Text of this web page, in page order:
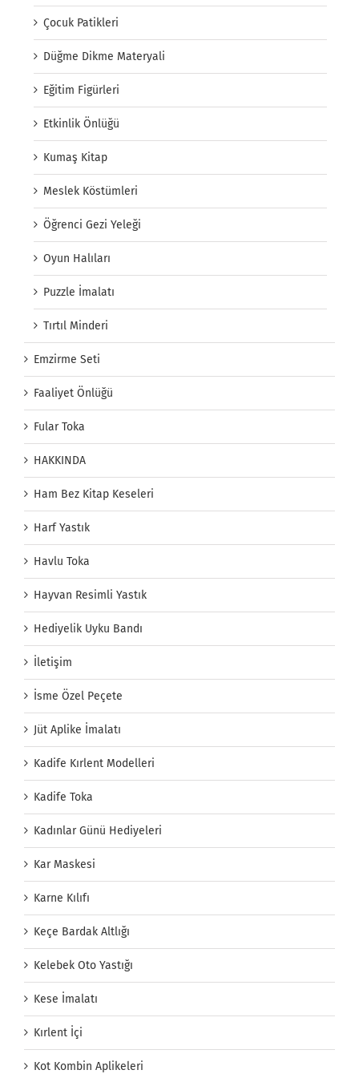
Çocuk Patikleri
Düğme Dikme Materyali
Eğitim Figürleri
Etkinlik Önlüğü
Kumaş Kitap
Meslek Köstümleri
Öğrenci Gezi Yeleği
Oyun Halıları
Puzzle İmalatı
Tırtıl Minderi
Emzirme Seti
Faaliyet Önlüğü
Fular Toka
HAKKINDA
Ham Bez Kitap Keseleri
Harf Yastık
Havlu Toka
Hayvan Resimli Yastık
Hediyelik Uyku Bandı
İletişim
İsme Özel Peçete
Jüt Aplike İmalatı
Kadife Kırlent Modelleri
Kadife Toka
Kadınlar Günü Hediyeleri
Kar Maskesi
Karne Kılıfı
Keçe Bardak Altlığı
Kelebek Oto Yastığı
Kese İmalatı
Kırlent İçi
Kot Kombin Aplikeleri